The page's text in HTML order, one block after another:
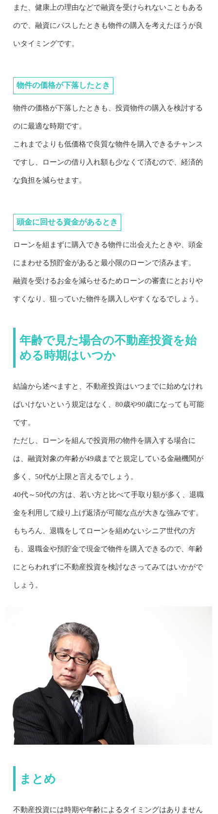
また、健康上の理由などで融資を受けられないこともある
ので、融資にパスしたときも物件の購入を考えたほうが良
いタイミングです。
物件の価格が下落したとき
物件の価格が下落したときも、投資物件の購入を検討する
のに最適な時期です。
これまでよりも低価格で良質な物件を購入できるチャンス
ですし、ローンの借り入れ額も少なくて済むので、経済的
な負担を減らせます。
頭金に回せる資金があるとき
ローンを組まずに購入できる物件に出会えたときや、頭金
にまわせる預貯金があると最小限のローンで済みます。
融資を受けるお金を減らせるためローンの審査にとおりや
すくなり、狙っていた物件を購入しやすくなるでしょう。
年齢で見た場合の不動産投資を始
める時期はいつか
結論から述べますと、不動産投資はいつまでに始めなけれ
ばいけないという規定はなく、80歳や90歳になっても可能
です。
ただし、ローンを組んで投資用の物件を購入する場合に
は、融資対象の年齢が49歳までと規定している金融機関が
多く、50代が上限と言えるでしょう。
40代～50代の方は、若い方と比べて手取り額が多く、退職
金を利用して繰り上げ返済が可能な点が大きな強みです。
もちろん、退職をしてローンを組めないシニア世代の方
も、退職金や預貯金で現金で物件を購入できるので、年齢
にとらわれずに不動産投資を検討なさってみてはいかがで
しょう。
まとめ
不動産投資には時期や年齢によるタイミングはありません